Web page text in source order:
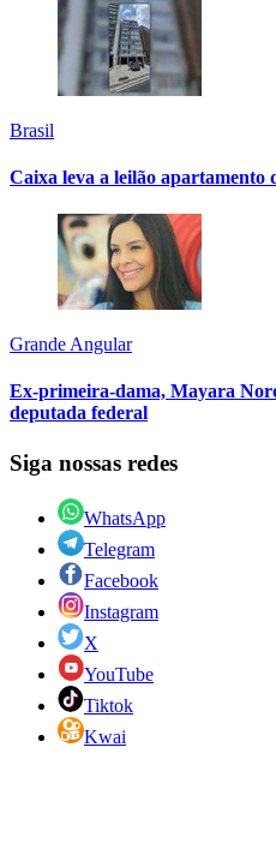
Brasil
Caixa leva a leilão
Grande Angular
Ex-primeira-dama, Mayara
deputada federal
Siga nossas redes
WhatsApp
Telegram
Facebook
Instagram
X
YouTube
Tiktok
Kwai